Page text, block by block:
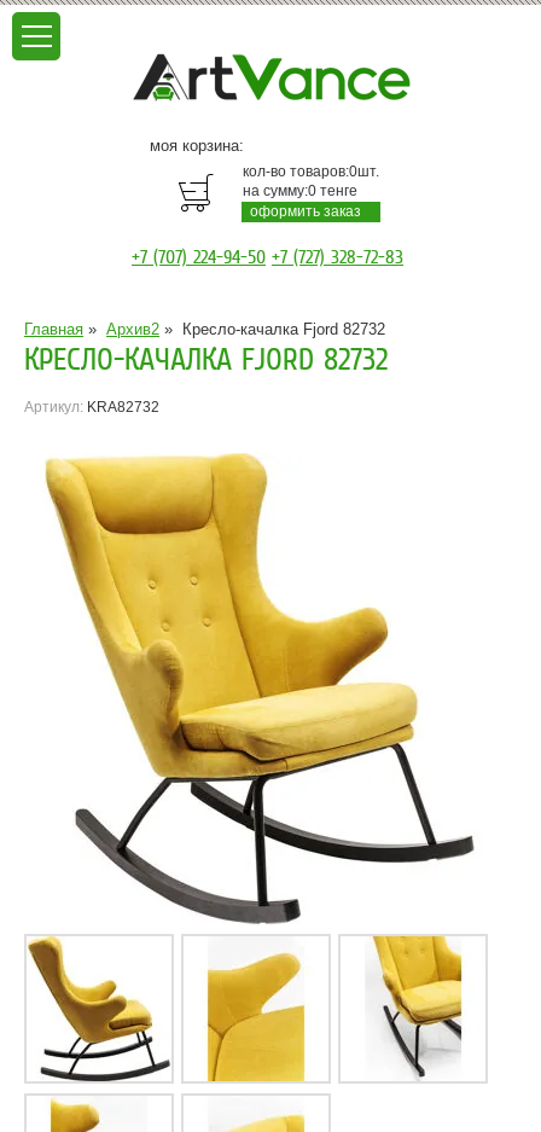
моя корзина:
кол-во товаров:0шт.
на сумму:0 тенге
оформить заказ
+7 (707) 224-94-50 +7 (727) 328-72-83
Главная » Архив2 » Кресло-качалка Fjord 82732
КРЕСЛО-КАЧАЛКА FJORD 82732
Артикул: KRA82732